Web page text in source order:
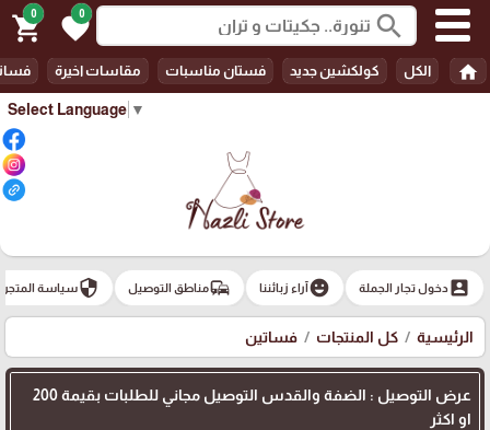
Select Language ▼
search
0
favorite
0
shopping_cart
home الكل كولكشين جديد فستان مناسبات مقاسات اخيرة
account_boxدخول تجار الجملة emoji_emotionsآراء زبائننا commuteمناطق التوصيل securityسياسة المتجر
الرئيسية كل المنتجات فساتين
عرض التوصيل : الضفة والقدس التوصيل مجاني للطلبات بقيمة 200
او اكثر